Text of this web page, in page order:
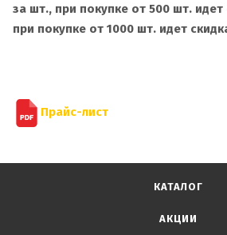
за шт., при покупке от 500 шт. идет
при покупке от 1000 шт. идет
Прайс-лист
КАТАЛОГ
АКЦИИ